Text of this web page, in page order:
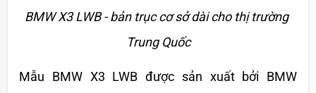
BMW X3 LWB - bản trục cơ sở dài cho thị trường
Trung Quốc
Mẫu BMW X3 LWB được sản xuất bởi BMW